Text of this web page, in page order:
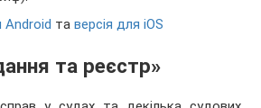
Android таверсія для iOS
та реєстр»